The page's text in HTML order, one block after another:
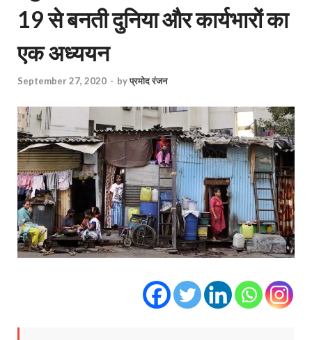
19 से बनती दुनिया और कार्यभारों का
एक अध्ययन
September 27, 2020 - byप्रमोद रंजन